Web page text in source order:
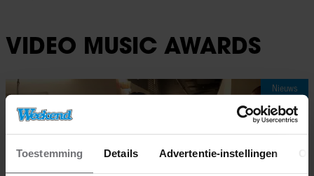
Toestemming Details Advertentie-instellingen
VIDEO MUSIC AWARDS
Nieuws